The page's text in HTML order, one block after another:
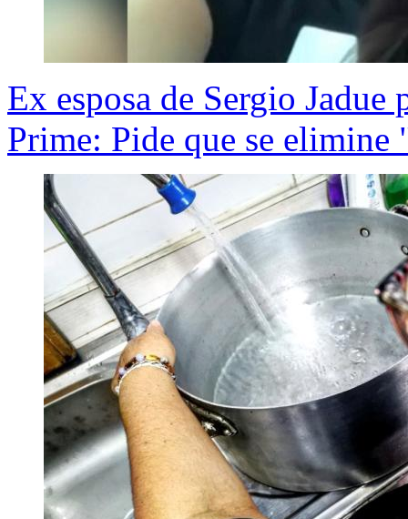
Ex esposa de Sergio
Prime: Pide que se elimine